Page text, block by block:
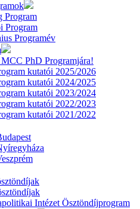
Program
Program
Programév
MCC PhD Programjára!
kutatói 2025/2026
kutatói 2024/2025
kutatói 2023/2024
kutatói 2022/2023
kutatói 2021/2022
Intézet Ösztöndíjprogram